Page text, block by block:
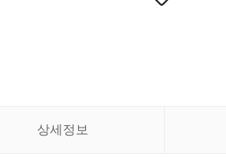
상세정보